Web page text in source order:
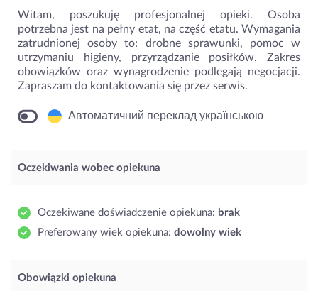
Witam, poszukuję profesjonalnej opieki. Osoba
potrzebna jest na pełny etat, na część etatu. Wymagania
zatrudnionej osoby to: drobne sprawunki, pomoc w
utrzymaniu higieny, przyrządzanie posiłków. Zakres
obowiązków oraz wynagrodzenie podlegają negocjacji.
Zapraszam do kontaktowania się przez serwis.
Автоматичний переклад українською
Oczekiwania wobec opiekuna
Oczekiwane doświadczenie opiekuna: brak
Preferowany wiek opiekuna: dowolny wiek
Obowiązki opiekuna